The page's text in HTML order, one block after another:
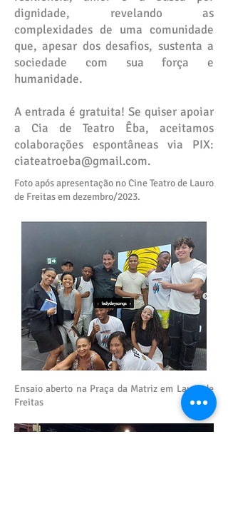
dignidade, revelando as
complexidades de uma comunidade
que, apesar dos desafios, sustenta a
sociedade com sua força e
humanidade.
A entrada é gratuita! Se quiser apoiar
a Cia de Teatro Êba, aceitamos
colaborações espontâneas via PIX:
ciateatroeba@gmail.com.
Foto após apresentação no Cine Teatro de Lauro
de Freitas em dezembro/2023.
Ensaio aberto na Praça da Matriz em Lauro de
Freitas